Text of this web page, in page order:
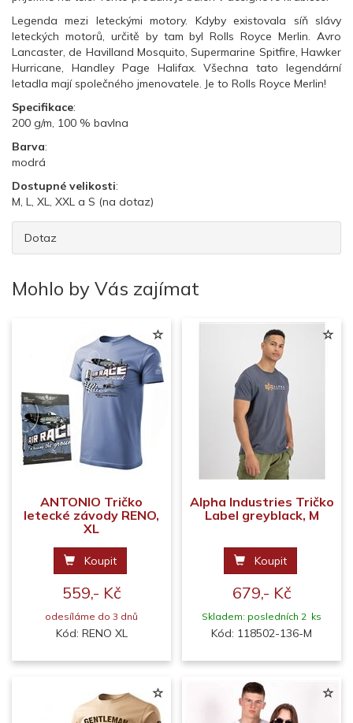
Legenda mezi leteckými motory. Kdyby existovala síň slávy
leteckých motorů, určitě by tam byl Rolls Royce Merlin. Avro
Lancaster, de Havilland Mosquito, Supermarine Spitfire, Hawker
Hurricane, Handley Page Halifax. Všechna tato legendární
letadla mají společného jmenovatele. Je to Rolls Royce Merlin!
Specifikace:
200 g/m, 100 % bavlna
Barva:
modrá
Dostupné velikosti:
M, L, XL, XXL a S (na dotaz)
Dotaz
Mohlo by Vás zajímat
ANTONIO Tričko
letecké závody RENO,
XL
Koupit
559,- Kč
odesíláme do 3 dnů
Kód: RENO XL
Alpha Industries Tričko
Label greyblack, M
Koupit
679,- Kč
Skladem: posledních 2 ks
Kód: 118502-136-M